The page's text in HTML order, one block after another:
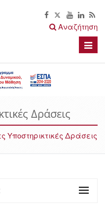
Αναζήτηση
Toggle
Δράσεις
Υποστηρικτικές Δράσεις